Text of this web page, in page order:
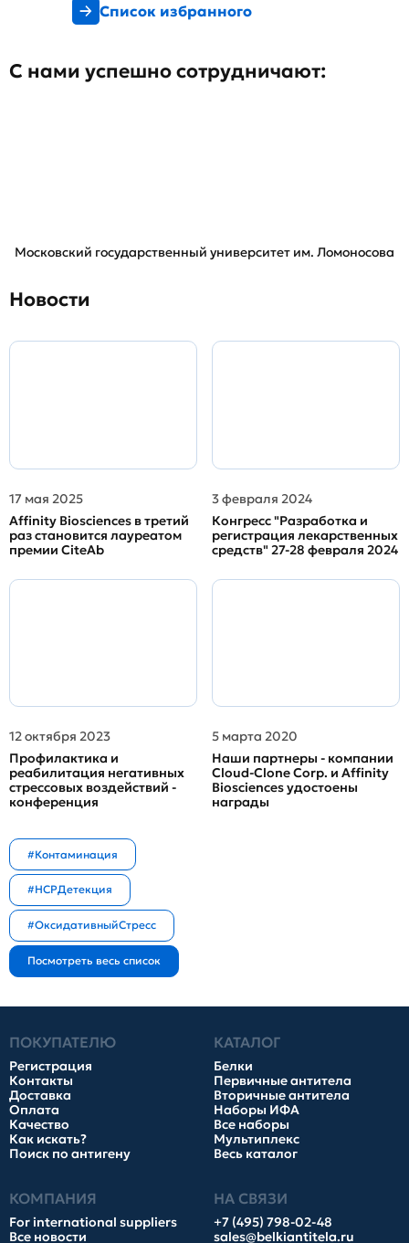
Список избранного
С нами успешно сотрудничают:
Московский государственный университет им. Ломоносова
Новости
17 мая 2025
Affinity Biosciences в третий
раз становится лауреатом
премии CiteAb
3 февраля 2024
Конгресс "Разработка и
регистрация лекарственных
средств" 27-28 февраля 2024
12 октября 2023
Профилактика и
реабилитация негативных
стрессовых воздействий -
конференция
5 марта 2020
Наши партнеры - компании
Cloud-Clone Corp. и Affinity
Biosciences удостоены
награды
#Контаминация
#HCPДетекция
#ОксидативныйСтресс
ПОКУПАТЕЛЮ
Регистрация
Контакты
Доставка
Оплата
Качество
Как искать?
Поиск по антигену
КАТАЛОГ
Белки
Первичные антитела
Вторичные антитела
Наборы ИФА
Все наборы
Мультиплекс
Весь каталог
КОМПАНИЯ
For international suppliers
Все новости
НА СВЯЗИ
+7 (495) 798-02-48
sales@belkiantitela.ru